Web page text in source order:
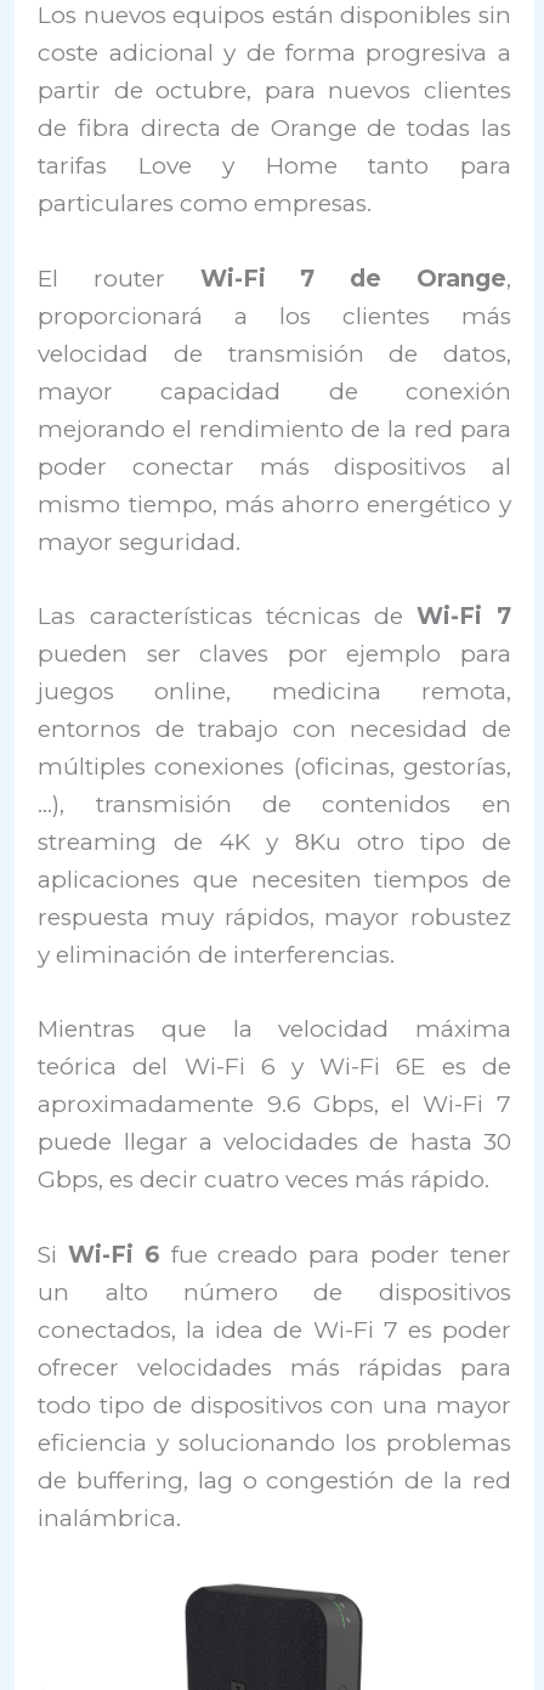
Los nuevos equipos están disponibles sin
coste adicional y de forma progresiva a
partir de octubre, para nuevos clientes
de fibra directa de Orange de todas las
tarifas Love y Home tanto para
particulares como empresas.
El router Wi-Fi 7 de Orange,
proporcionará a los clientes más
velocidad de transmisión de datos,
mayor capacidad de conexión
mejorando el rendimiento de la red para
poder conectar más dispositivos al
mismo tiempo, más ahorro energético y
mayor seguridad.
Las características técnicas deWi-Fi 7
pueden ser claves por ejemplo para
juegos online, medicina remota,
entornos de trabajo con necesidad de
múltiples conexiones (oficinas, gestorías,
…), transmisión de contenidos en
streaming de 4K y 8Ku otro tipo de
aplicaciones que necesiten tiempos de
respuesta muy rápidos, mayor robustez
y eliminación de interferencias.
Mientras que la velocidad máxima
teórica del Wi-Fi 6 y Wi-Fi 6E es de
aproximadamente 9.6 Gbps, el Wi-Fi 7
puede llegar a velocidades de hasta 30
Gbps, es decir cuatro veces más rápido.
SiWi-Fi 6 fue creado para poder tener
un alto número de dispositivos
conectados, la idea de Wi-Fi 7 es poder
ofrecer velocidades más rápidas para
todo tipo de dispositivos con una mayor
eficiencia y solucionando los problemas
de buffering, lag o congestión de la red
inalámbrica.